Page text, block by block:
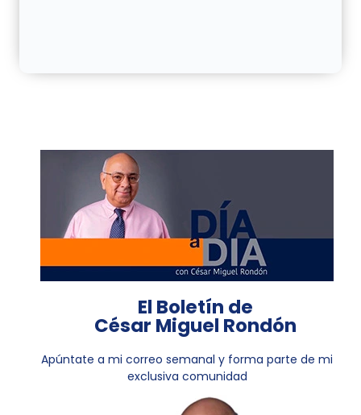
El Boletín de
César Miguel Rondón
Apúntate a mi correo semanal y forma parte de mi
exclusiva comunidad